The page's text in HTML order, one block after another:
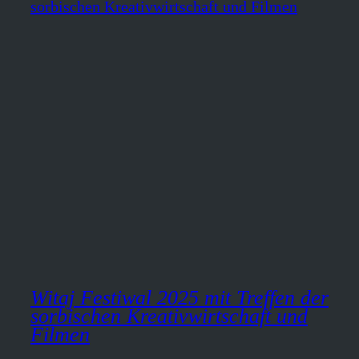
Witaj Festiwal 2025 mit Treffen der
sorbischen Kreativwirtschaft und
Filmen